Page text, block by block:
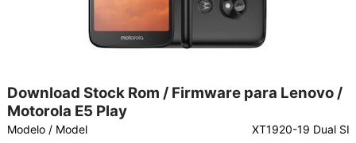
Download Stock Rom / Firmware para Lenovo /
Motorola E5 Play
Modelo / Model XT1920-19 Dual